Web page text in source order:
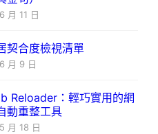
月 11 日
契合度檢視清單
月 9 日
Reloader：輕巧實用的網
動重整工具
月 18 日